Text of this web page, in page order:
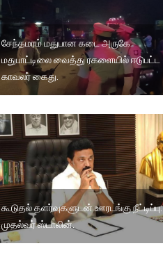
சேந்தமரம் மதுபான கடை அருகே
மதுபாட்டிலை வைத்து ரகளையில் ஈடுபட்ட
காவலர் கைது.
கூடுதல் தளர்வுகளுடன் ஊரடங்கு நீட்டிப்பு:
முதல்வர் ஸ்டாலின்.